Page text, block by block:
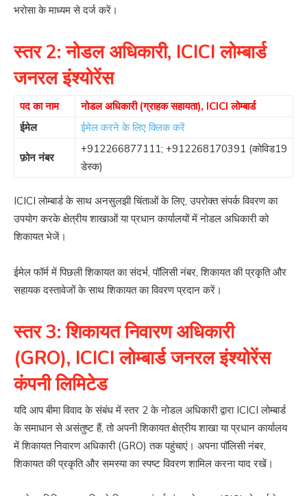
भरोसा के माध्यम से दर्ज करें।
स्तर 2: नोडल अधिकारी, ICICI लोम्बार्ड
जनरल इंश्योरेंस
पद का नाम
नोडल अधिकारी (ग्राहक सहायता), ICICI लोम्बार्ड
ईमेल
ईमेल करने के लिए क्लिक करें
फ़ोन नंबर
+912266877111; +912268170391 (कोविड19
डेस्क)
ICICI लोम्बार्ड के साथ अनसुलझी चिंताओं के लिए, उपरोक्त संपर्क विवरण का
उपयोग करके क्षेत्रीय शाखाओं या प्रधान कार्यालयों में नोडल अधिकारी को
शिकायत भेजें।
ईमेल फॉर्म में पिछली शिकायत का संदर्भ, पॉलिसी नंबर, शिकायत की प्रकृति और
सहायक दस्तावेजों के साथ शिकायत का विवरण प्रदान करें।
स्तर 3: शिकायत निवारण अधिकारी
(GRO), ICICI लोम्बार्ड जनरल इंश्योरेंस
कंपनी लिमिटेड
यदि आप बीमा विवाद के संबंध में स्तर 2 के नोडल अधिकारी द्वारा ICICI लोम्बार्ड
के समाधान से असंतुष्ट हैं, तो अपनी शिकायत क्षेत्रीय शाखा या प्रधान कार्यालय
में शिकायत निवारण अधिकारी (GRO) तक पहुंचाएं। अपना पॉलिसी नंबर,
शिकायत की प्रकृति और समस्या का स्पष्ट विवरण शामिल करना याद रखें।